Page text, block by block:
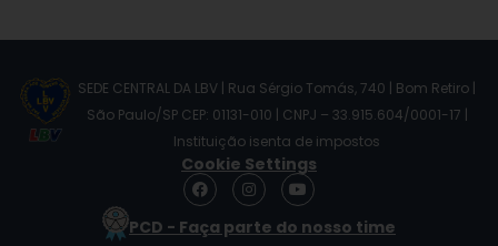
SEDE CENTRAL DA LBV | Rua Sérgio Tomás, 740 | Bom Retiro |
São Paulo/SP CEP: 01131-010 | CNPJ – 33.915.604/0001-17 |
Instituição isenta de impostos
Cookie Settings
F
a
e
I
n
s
t
Y
o
t
PCD - Faça parte do nosso time